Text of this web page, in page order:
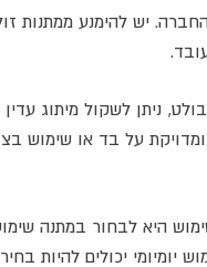
יש להימנע ממתנות
ניתן לשקול מיתוג
על בד או שימוש
היא לבחור במתנה
יומיומי יכולים להיות